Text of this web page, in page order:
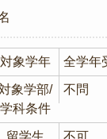
対象学年 全学年
対象学部/
学科条件
不問